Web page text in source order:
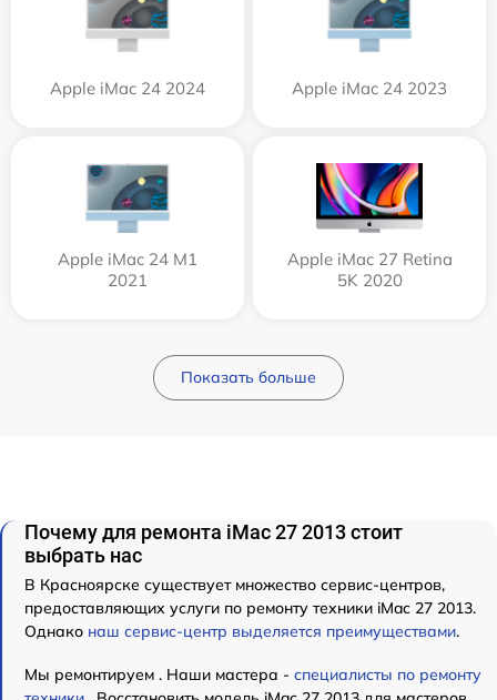
Apple iMac 24 2024 Apple iMac 24 2023
Apple iMac 24 M1
2021
Apple iMac 27 Retina
5K 2020
Показать больше
Почему для ремонта iMac 27 2013 стоит
выбрать нас
В Красноярске существует множество сервис-центров,
предоставляющих услуги по ремонту техники iMac 27 2013.
Однако наш сервис-центр выделяется преимуществами.
Мы ремонтируем . Наши мастера - специалисты по ремонту